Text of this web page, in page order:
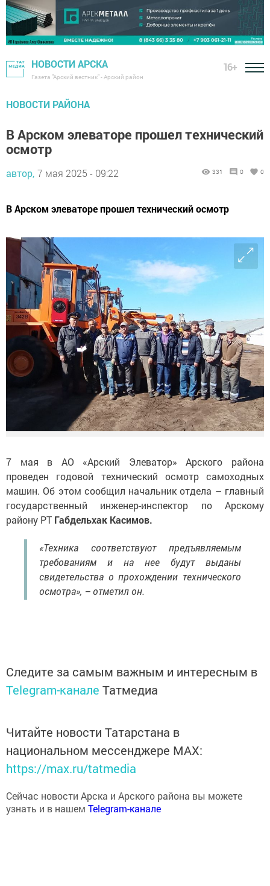
НОВОСТИ АРСКА
Газета "Арский вестник" - Арский район
16+
НОВОСТИ РАЙОНА
В Арском элеваторе прошел технический
осмотр
автор, 7 мая 2025 - 09:22 331 0 0
В Арском элеваторе прошел технический осмотр
7 мая в АО «Арский Элеватор» Арского района
проведен годовой технический осмотр самоходных
машин. Об этом сообщил начальник отдела – главный
государственный инженер-инспектор по Арскому
району РТ Габдельхак Касимов.
«Техника соответствуют предъявляемым
требованиям и на нее будут выданы
свидетельства о прохождении технического
осмотра», – отметил он.
Следите за самым важным и интересным в
Telegram-канале Татмедиа
Читайте новости Татарстана в
национальном мессенджере MАХ:
https://max.ru/tatmedia
Сейчас новости Арска и Арского района вы можете
узнать и в нашем Telegram-канале